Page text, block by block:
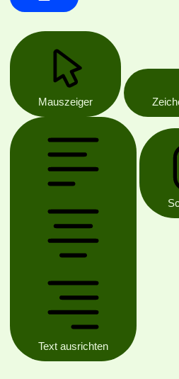
Mauszeiger
Text ausrichten